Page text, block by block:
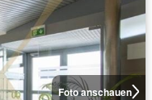
Foto anschauen